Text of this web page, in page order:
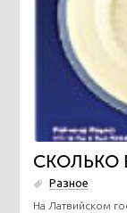
СКОЛЬКО
Разное
На Латвийском